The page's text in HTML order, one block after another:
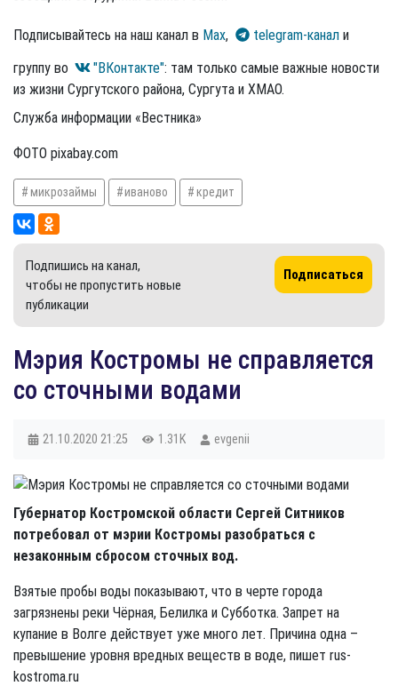
Подписывайтесь на наш канал в Max, telegram-канал и
группу во
"ВКонтакте": там только самые важные новости
из жизни Сургутского района, Сургута и ХМАО.
Служба информации «Вестника»
ФОТО pixabay.com
микрозаймы иваново кредит
Подпишись на канал,
чтобы не пропустить новые
публикации
Подписаться
Мэрия Костромы не справляется
со сточными водами
21.10.2020 21:25 1.31K evgenii
Губернатор Костромской области Сергей Ситников
потребовал от мэрии Костромы разобраться с
незаконным сбросом сточных вод.
Взятые пробы воды показывают, что в черте города
загрязнены реки Чёрная, Белилка и Субботка. Запрет на
купание в Волге действует уже много лет. Причина одна –
превышение уровня вредных веществ в воде, пишет rus-
kostroma.ru